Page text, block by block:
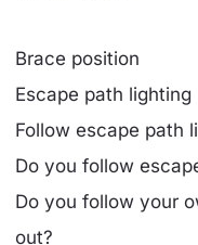
Brace position
Escape path lighting
Follow escape path
Do you follow
Do you follow your
out?